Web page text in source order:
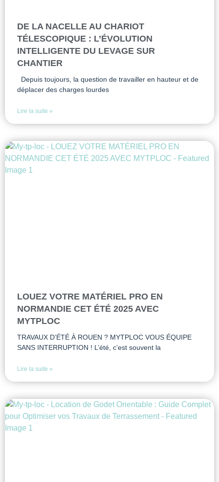
DE LA NACELLE AU CHARIOT
TÉLESCOPIQUE : L’ÉVOLUTION
INTELLIGENTE DU LEVAGE SUR
CHANTIER
Depuis toujours, la question de travailler en hauteur et de
déplacer des charges lourdes
Lire la suite »
LOUEZ VOTRE MATÉRIEL PRO EN
NORMANDIE CET ÉTÉ 2025 AVEC
MYTPLOC
TRAVAUX D’ÉTÉ À ROUEN ? MYTPLOC VOUS ÉQUIPE
SANS INTERRUPTION ! L’été, c’est souvent la
Lire la suite »